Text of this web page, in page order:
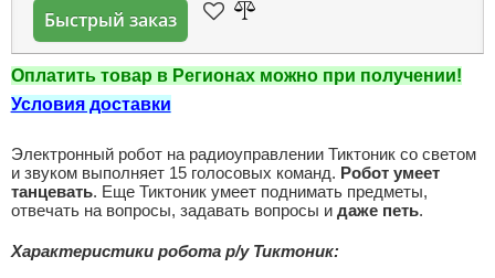
Быстрый заказ
Оплатить товар в Регионах можно при получении!
Условия доставки
Электронный робот на радиоуправлении Тиктоник со светом
и звуком выполняет 15 голосовых команд. Робот умеет
танцевать. Еще Тиктоник умеет поднимать предметы,
отвечать на вопросы, задавать вопросы и даже петь.
Характеристики робота р/у Тиктоник: